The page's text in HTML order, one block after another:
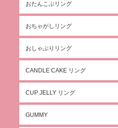
おたんこぶリング
おちゃがしリング
おしゃぶりリング
CANDLE CAKE リング
CUP JELLY リング
GUMMY